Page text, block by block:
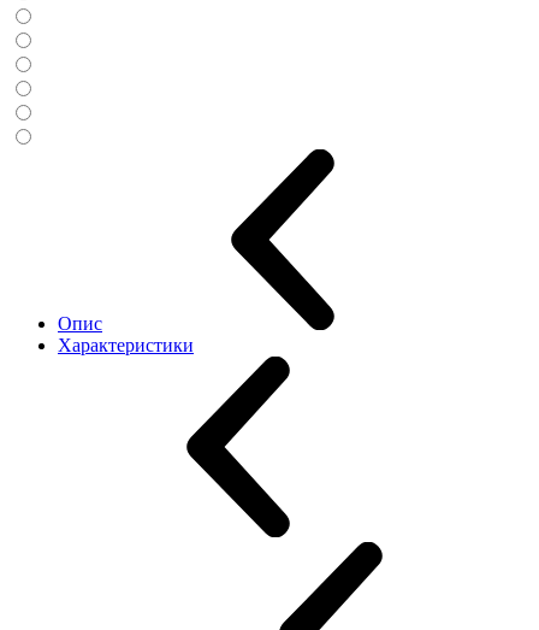
Опис
Характеристики